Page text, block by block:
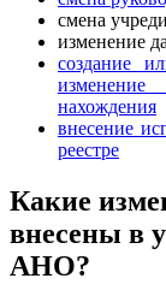
смена
изменение
создание
нахождения
внесение
реестре
Какие
внесены в
АНО?